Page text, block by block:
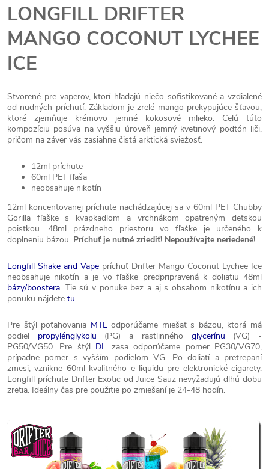
LONGFILL DRIFTER
MANGO COCONUT LYCHEE
ICE
Stvorené pre vaperov, ktorí hľadajú niečo sofistikované a vzdialené
od nudných príchutí. Základom je zrelé mango prekypujúce šťavou,
ktoré zjemňuje krémovo jemné kokosové mlieko. Celú túto
kompozíciu posúva na vyššiu úroveň jemný kvetinový podtón liči,
pričom na záver vás zasiahne čistá arktická sviežosť.
12ml príchute
60ml PET fľaša
neobsahuje nikotín
12ml koncentovanej príchute nachádzajúcej sa v 60ml PET Chubby
Gorilla fľaške s kvapkadlom a vrchnákom opatreným detskou
poistkou. 48ml prázdneho priestoru vo fľaške je určeného k
doplneniu bázou. Príchuť je nutné zriediť! Nepoužívajte neriedené!
Longfill Shake and Vape príchuť Drifter Mango Coconut Lychee Ice
neobsahuje nikotín a je vo fľaške predpripravená k doliatiu 48ml
bázy/boostera. Tie sú v ponuke bez a aj s obsahom nikotínu a ich
ponuku nájdete tu.
Pre štýl poťahovania MTLodporúčame miešať s bázou, ktorá má
podiel propylénglykolu (PG) a rastlinného glycerínu (VG) -
PG50/VG50. Pre štýl DL zasa odporúčame pomer PG30/VG70,
prípadne pomer s vyšším podielom VG. Po doliatí a pretrepaní
zmesi, vznikne 60ml kvalitného e-liquidu pre elektronické cigarety.
Longfill príchute Drifter Exotic od Juice Sauz nevyžadujú dlhú dobu
zretia. Ideálny čas pre použitie po zmiešaní je 24-48 hodín.